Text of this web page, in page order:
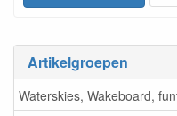
Artikelgroepen
Waterskies, Wakeboard,